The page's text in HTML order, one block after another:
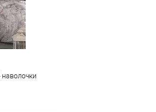
наволочки